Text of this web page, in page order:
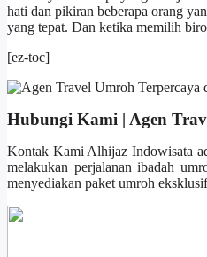
hati dan pikiran beberapa orang
yang tepat. Dan ketika memilih
[ez-toc]
Hubungi Kami | Agen
Kontak Kami Alhijaz Indowisata
melakukan perjalanan ibadah
menyediakan paket umroh